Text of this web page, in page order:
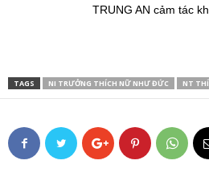
TRUNG AN cảm tác
TAGS NI TRƯỞNG THÍCH NỮ NHƯ ĐỨC NT